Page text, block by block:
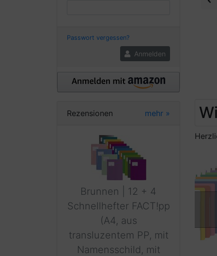
Passwort vergessen?
Anmelden
Rezensionen mehr »
Brunnen | 12 + 4
Schnellhefter FACT!pp
(A4, aus
transluzentem PP, mit
Namensschild, mit